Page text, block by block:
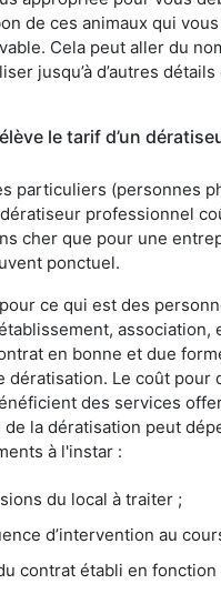
de ces animaux qui
Cela peut aller du
jusqu’à d’autres
le tarif d’un
particuliers (personnes
dératiseur professionnel
cher que pour une
ponctuel.
ce qui est des
association,
en bonne et due
dératisation. Le coût pour
des services
la dératisation peut
à l'instar :
du local à traiter ;
d’intervention au
contrat établi en